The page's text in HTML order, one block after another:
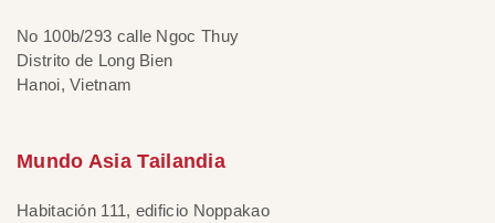
No 100b/293 calle Ngoc Thuy
Distrito de Long Bien
Hanoi, Vietnam
Mundo Asia Tailandia
Habitación 111, edificio Noppakao